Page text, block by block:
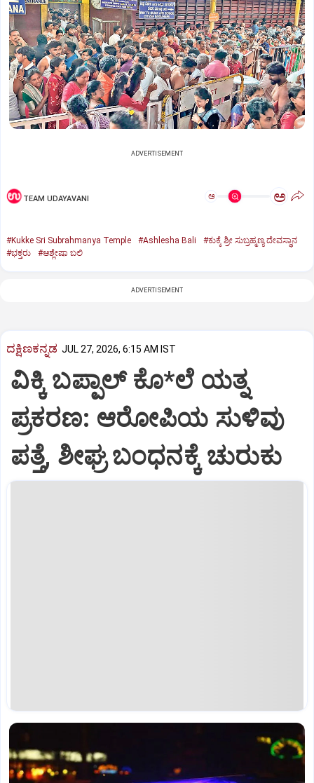
ADVERTISEMENT
TEAM UDAYAVANI ಅ ಅ
#Kukke Sri Subrahmanya Temple #Ashlesha Bali
#ಕುಕ್ಕೆ ಶ್ರೀ ಸುಬ್ರಹ್ಮಣ್ಯ ದೇವಸ್ಥಾನ
#ಭಕ್ತರು
#ಆಶ್ಲೇಷಾ ಬಲಿ
ADVERTISEMENT
ದಕ್ಷಿಣಕನ್ನಡ JUL 27, 2026, 6:15 AM IST
ವಿಕ್ಕಿ ಬಪ್ಪಾಲ್ ಕೊ*ಲೆ ಯತ್ನ
ಪ್ರಕರಣ: ಆರೋಪಿಯ ಸುಳಿವು
ಪತ್ತೆ, ಶೀಘ್ರ ಬಂಧನಕ್ಕೆ ಚುರುಕು